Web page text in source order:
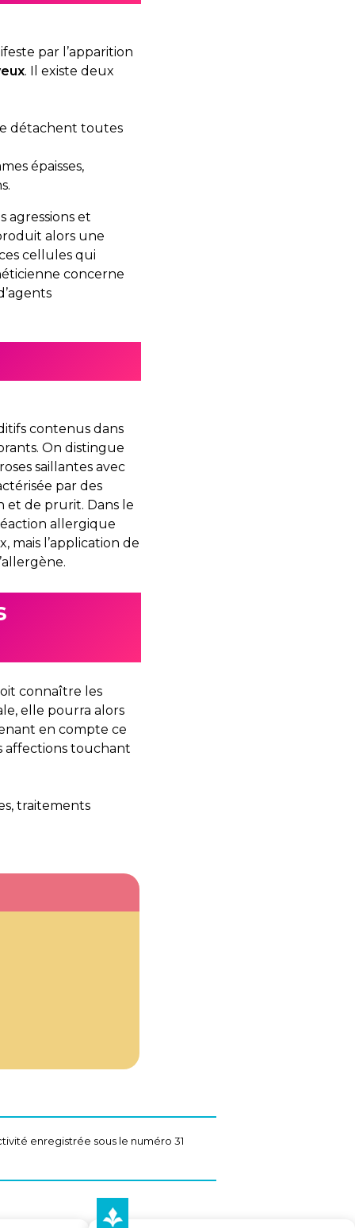
par l’apparition
. Il existe deux
détachent toutes
épaisses,
agressions et
alors une
cellules qui
concerne
contenus dans
On distingue
saillantes avec
par des
et de prurit. Dans le
allergique
mais l’application de
connaître les
elle pourra alors
en compte ce
affections touchant
traitements
enregistrée sous le numéro 31